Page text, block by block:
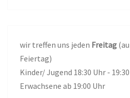
wir treffen uns jeden Freitag
Feiertag)
Kinder/ Jugend 18:30 Uhr -
Erwachsene ab 19:00 Uhr